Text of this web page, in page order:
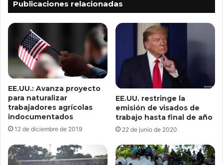
Publicaciones relacionadas
EE.UU.: Avanza proyecto
para naturalizar
trabajadores agrícolas
indocumentados
12 de diciembre de 2019
EE.UU. restringe la
emisión de visados de
trabajo hasta final de año
22 de junio de 2020